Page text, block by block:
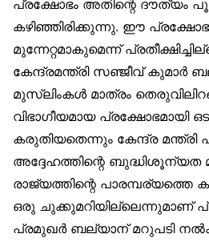
പ്രക്ഷോഭം അതിന്റെ ദൗത്യം
കഴിഞ്ഞിരിക്കുന്നു. ഈ പ്രക്ഷോഭം
മുന്നേറ്റമാകുമെന്ന്
കേന്ദ്രമന്ത്രി സഞ്ജീവ്
മുസ്‌ലിംകൾ മാത്രം
വിഭാഗീയമായ പ്രക്ഷോഭമായി
കരുതിയതെന്നും കേന്ദ്ര
അദ്ദേഹത്തിന്റെ ബുദ്ധിശൂന്യത
രാജ്യത്തിന്റെ പാരമ്പര്യത്തെ
ഒരു ചുക്കുമറിയില്ലെന്നുമാണ്
പ്രമുഖർ ബല്യാന് മറുപടി